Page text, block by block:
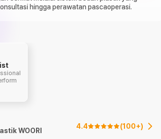
hingga perawatan pascaoperasi.
WOORI
4.4 (100+)